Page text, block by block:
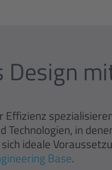
Effizienz
Technologien, in
ideale
Base.